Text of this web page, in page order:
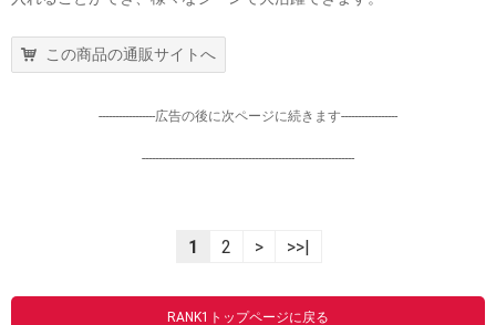
この商品の通販サイトへ
-----------------広告の後に次ページに続きます-----------------
----------------------------------------------------------------
1 2 > >>|
RANK1トップページに戻る